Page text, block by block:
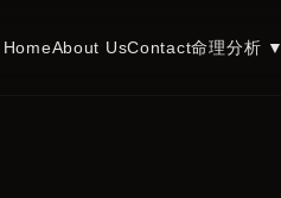
HomeAbout UsContact命理分析 ▼